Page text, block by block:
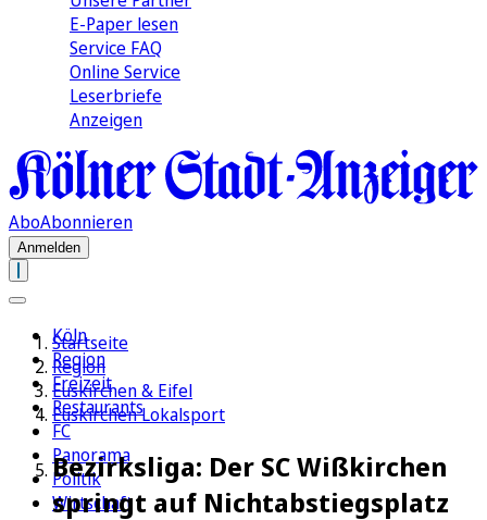
E-Paper lesen
Service FAQ
Online Service
Leserbriefe
Anzeigen
AboAbonnieren
Anmelden
Köln
Region
Freizeit
Restaurants
FC
Panorama
Politik
Wirtschaft
Startseite
Region
Euskirchen & Eifel
Euskirchen Lokalsport
Bezirksliga: Der SC Wißkirchen
springt auf Nichtabstiegsplatz